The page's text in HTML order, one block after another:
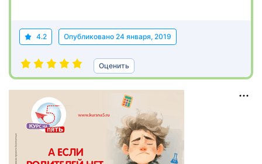
4.2 Опубликовано 24 января, 2019
Оценить